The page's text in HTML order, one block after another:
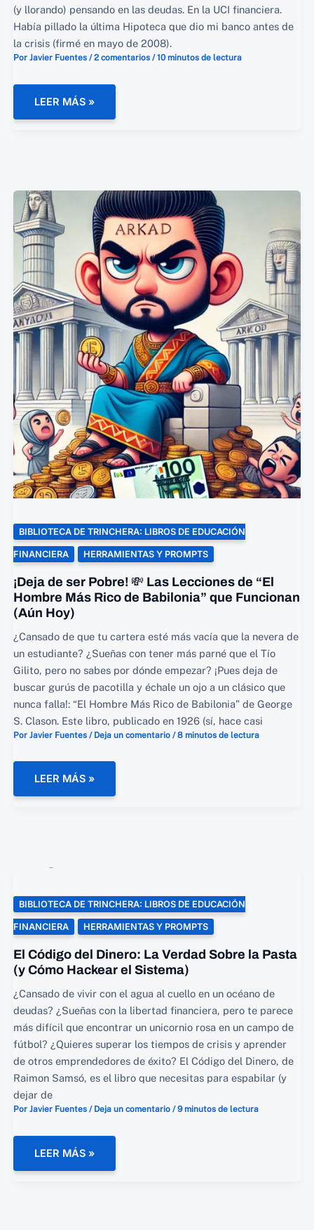
(y llorando) pensando en las deudas. En la UCI financiera.
Había pillado la última Hipoteca que dio mi banco antes de
la crisis (firmé en mayo de 2008).
Por Javier Fuentes /2 comentarios /10 minutos de lectura
LOS
MENTORES
KIYOSAKI,
FERRISS
Y
LA
IA
LEER MÁS »
BIBLIOTECA DE TRINCHERA: LIBROS DE EDUCACIÓN
FINANCIERA HERRAMIENTAS Y PROMPTS
¡Deja de ser Pobre! 💸 Las Lecciones de “El
Hombre Más Rico de Babilonia” que Funcionan
(Aún Hoy)
¿Cansado de que tu cartera esté más vacía que la nevera de
un estudiante? ¿Sueñas con tener más parné que el Tío
Gilito, pero no sabes por dónde empezar? ¡Pues deja de
buscar gurús de pacotilla y échale un ojo a un clásico que
nunca falla!: “El Hombre Más Rico de Babilonia” de George
S. Clason. Este libro, publicado en 1926 (sí, hace casi
Por Javier Fuentes / Deja un comentario /8 minutos de lectura
¡DEJA
SER
HOMBRE
DE
BABILONIA”
QUE
FUNCIONAN
(AÚN
LEER MÁS »
BIBLIOTECA DE TRINCHERA: LIBROS DE EDUCACIÓN
FINANCIERA HERRAMIENTAS Y PROMPTS
El Código del Dinero: La Verdad Sobre la Pasta
(y Cómo Hackear el Sistema)
¿Cansado de vivir con el agua al cuello en un océano de
deudas? ¿Sueñas con la libertad financiera, pero te parece
más difícil que encontrar un unicornio rosa en un campo de
fútbol? ¿Quieres superar los tiempos de crisis y aprender
de otros emprendedores de éxito? El Código del Dinero, de
Raimon Samsó, es el libro que necesitas para espabilar (y
dejar de
Por Javier Fuentes / Deja un comentario /9 minutos de lectura
EL
DEL
LEER MÁS »